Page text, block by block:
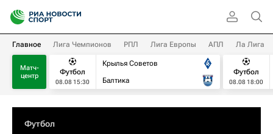
Главное Лига Чемпионов РПЛ Лига Европы АПЛ Ла Лига
Матч-
центр
Футбол
08.08 15:30
Крылья Советов
Балтика
Футбол
08.08 18:00
Футбол